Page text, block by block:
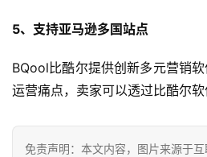
5、支持亚马逊多国站点
BQool比酷尔提供创新多元营销
运营痛点，卖家可以透过比酷尔软
免责声明：本文内容，图片来源于